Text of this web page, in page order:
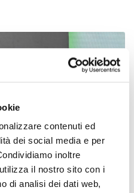
contenuti ed
dei social media e per
inoltre
il nostro sito con i
di analisi dei dati web,